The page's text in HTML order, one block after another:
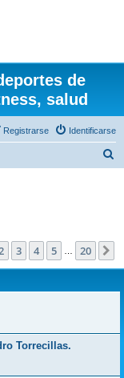
de
salud
Identificarse
Registrarse
de 20
2 3 4 5 20
Torrecillas.